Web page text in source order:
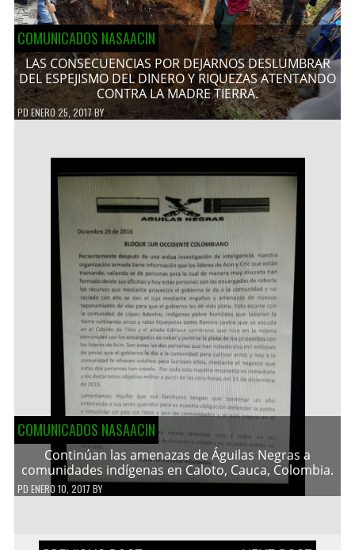
COMUNICADOS NASAACIN
LAS CONSECUENCIAS POR DEJARNOS DESLUMBRAR
DEL ESPEJISMO DEL DINERO Y RIQUEZAS ATENTANDO
CONTRA LA MADRE TIERRA.
PDENERO 25, 2017BY
COMUNICADOS NASAACIN
Continúan las amenazas de Águilas Negras a
comunidades indígenas en Caloto, Cauca, Colombia.
PD ENERO 10, 2017 BY